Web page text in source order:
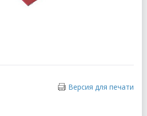
Версия для печати